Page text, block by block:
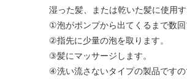
湿った髪、または乾いた髪に使用す
①泡がポンプから出てくるまで数回
②指先に少量の泡を取ります。
③髪にマッサージします。
④洗い流さないタイプの製品です